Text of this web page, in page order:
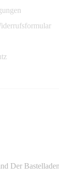
Der Bastelladen